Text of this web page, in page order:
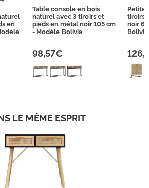
en
Table console en bois
naturel avec 3 tiroirs et
pieds en métal noir 105 cm
- Modèle Bolivia
98,57€
Petite
tiroirs
noir
Bolivia
LE MÊME ESPRIT